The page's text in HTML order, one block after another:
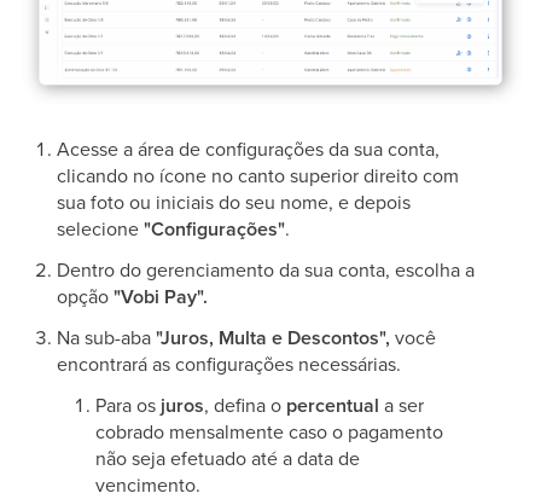
Acesse a área de configurações da sua conta,
clicando no ícone no canto superior direito com
sua foto ou iniciais do seu nome, e depois
selecione"Configurações".
Dentro do gerenciamento da sua conta, escolha a
opção"Vobi Pay".
Na sub-aba"Juros, Multa e Descontos", você
encontrará as configurações necessárias.
Para os juros, defina o percentual a ser
cobrado mensalmente caso o pagamento
não seja efetuado até a data de
vencimento.